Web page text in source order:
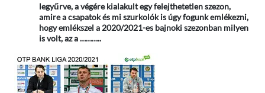
legyűrve, a végére kialakult egy felejthetetlen szezon,
amire a csapatok és mi szurkolók is úgy fogunk emlékezni,
hogy emlékszel a 2020/2021-es bajnoki szezonban milyen
is volt, az a ………..